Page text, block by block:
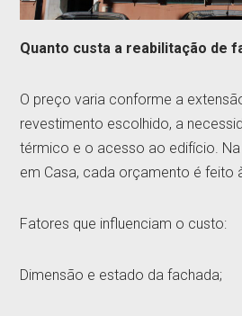
Quanto custa a reabilitação de
O preço varia conforme a
revestimento escolhido, a
térmico e o acesso ao edifício.
em Casa, cada orçamento é feito
Fatores que influenciam o custo:
Dimensão e estado da fachada;